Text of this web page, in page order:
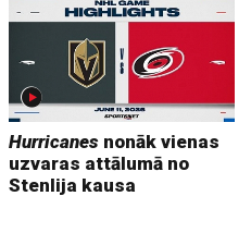
Hurricanes nonāk vienas
uzvaras attālumā no
Stenlija kausa